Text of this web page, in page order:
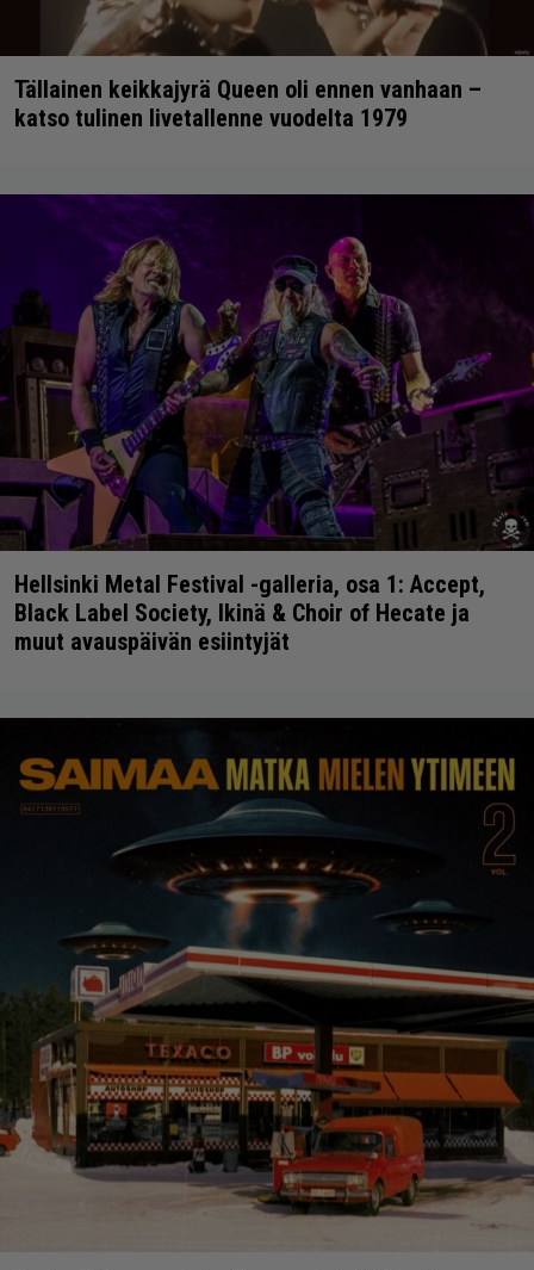
Tällainen keikkajyrä Queen oli ennen vanhaan –
katso tulinen livetallenne vuodelta 1979
Hellsinki Metal Festival -galleria, osa 1: Accept,
Black Label Society, Ikinä & Choir of Hecate ja
muut avauspäivän esiintyjät